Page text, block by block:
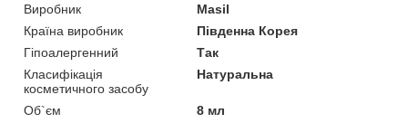
Виробник
Masil
Країна виробник
Південна Корея
Гіпоалергенний
Так
Класифікація
косметичного засобу
Натуральна
Об`єм
8 мл